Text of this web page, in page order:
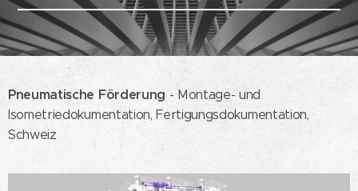
Pneumatische Förderung - Montage- und
Isometriedokumentation, Fertigungsdokumentation,
Schweiz